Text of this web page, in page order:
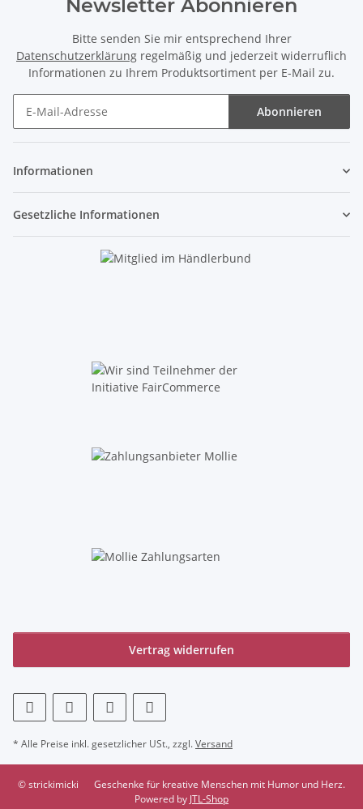
Newsletter Abonnieren
Bitte senden Sie mir entsprechend Ihrer
Datenschutzerklärung regelmäßig und jederzeit widerruflich
Informationen zu Ihrem Produktsortiment per E-Mail zu.
Abonnieren
Informationen
Gesetzliche Informationen
Vertrag widerrufen
* Alle Preise inkl. gesetzlicher USt., zzgl.Versand
© strickimicki
Geschenke für kreative Menschen mit Humor und Herz.
Powered by JTL-Shop